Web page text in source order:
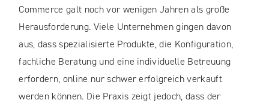
Commerce galt noch vor wenigen Jahren als große
Herausforderung. Viele Unternehmen gingen davon
aus, dass spezialisierte Produkte, die Konfiguration,
fachliche Beratung und eine individuelle Betreuung
erfordern, online nur schwer erfolgreich verkauft
werden können. Die Praxis zeigt jedoch, dass der